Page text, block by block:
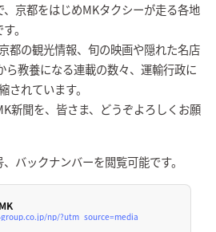
、京都をはじめMKタクシーが走る各地
。
都の観光情報、旬の映画や隠れた名店
ら教養になる連載の数々、運輸行政に
されています。
新聞を、皆さま、どうぞよろしくお願
バックナンバーを閲覧可能です。
np/?utm_source=media